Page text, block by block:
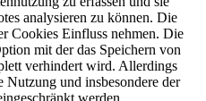
analysieren zu können. Die
Cookies Einfluss nehmen. Die
mit der das Speichern von
verhindert wird. Allerdings
Nutzung und insbesondere der
werden.